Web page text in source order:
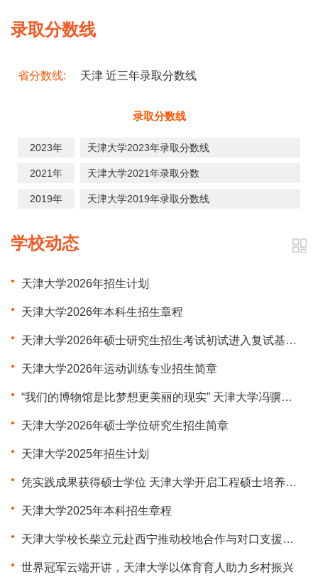
录取分数线
省分数线: 天津 近三年录取分数线
录取分数线
2023年 天津大学2023年录取分数线
2021年 天津大学2021年录取分数
2019年 天津大学2019年录取分数线
学校动态
天津大学2026年招生计划
天津大学2026年本科生招生章程
天津大学2026年硕士研究生招生考试初试进入复试基本分数要求
天津大学2026年运动训练专业招生简章
“我们的博物馆是比梦想更美丽的现实” 天津大学冯骥才博物馆落成
天津大学2026年硕士学位研究生招生简章
天津大学2025年招生计划
凭实践成果获得硕士学位 天津大学开启工程硕士培养新模式
天津大学2025年本科招生章程
天津大学校长柴立元赴西宁推动校地合作与对口支援工作 看望在青校友
世界冠军云端开讲，天津大学以体育育人助力乡村振兴